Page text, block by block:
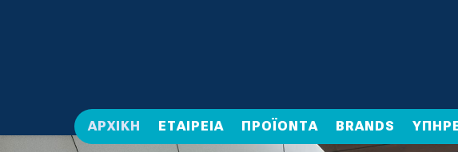
ΑΡΧΙΚΗ ΕΤΑΙΡΕΙΑ ΠΡΟΪΟΝΤΑ BRANDS